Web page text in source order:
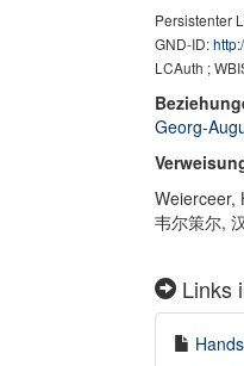
Persistenter
GND-ID:
LCAuth ;
Georg-
Weierceer,
韦尔策尔,
Links